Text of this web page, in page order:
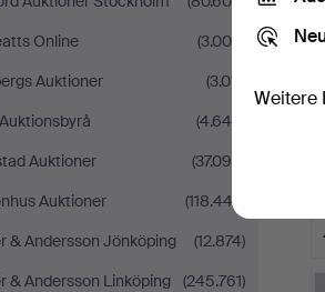
Online
(3.000)
Auktioner
(3.011)
(4.646)
Auktioner
(37.098)
Auktioner
(118.442)
& Andersson Jönköping
(12.874)
& Andersson Linköping
(245.761)
Weitere